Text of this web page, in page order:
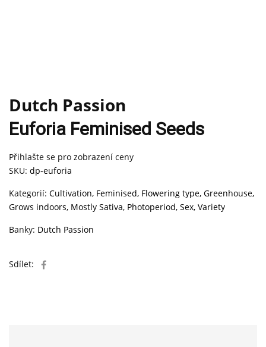
Dutch Passion
Euforia Feminised Seeds
Přihlašte se pro zobrazení ceny
SKU: dp-euforia
Kategorií: Cultivation, Feminised, Flowering type, Greenhouse,
Grows indoors, Mostly Sativa, Photoperiod, Sex, Variety
Banky: Dutch Passion
Sdílet: